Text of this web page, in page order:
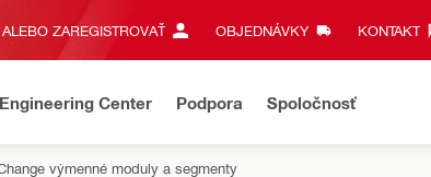
ZAREGISTROVAŤ OBJEDNÁVKY KONTAKT‎
Engineering Center Podpora Spoločnosť
výmenné moduly a segmenty